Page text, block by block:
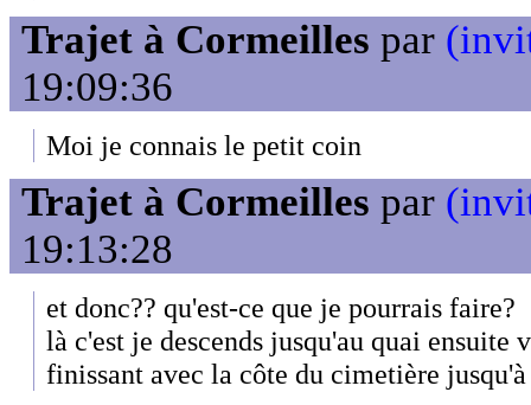
Trajet à Cormeilles par
19:09:36
Moi je connais le petit coin
Trajet à Cormeilles par
19:13:28
et donc?? qu'est-ce que je pourrais faire?
là c'est je descends jusqu'au quai ensuite
finissant avec la côte du cimetière